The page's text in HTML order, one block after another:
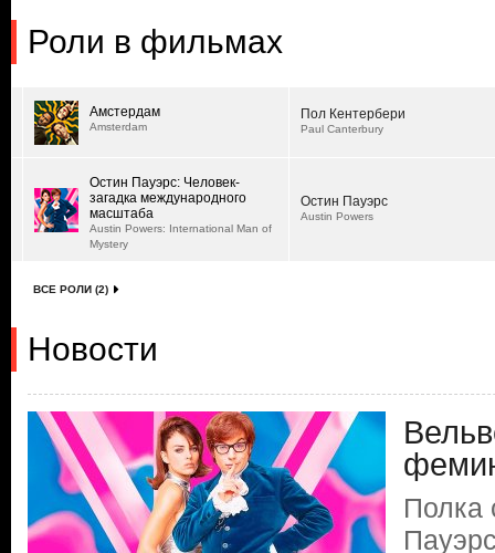
Роли в фильмах
Амстердам
Amsterdam
Пол Кентербери
Paul Canterbury
Остин Пауэрс: Человек-
загадка международного
масштаба
Austin Powers: International Man of
Mystery
Остин Пауэрс
Austin Powers
ВСЕ РОЛИ (2)
Новости
Полка